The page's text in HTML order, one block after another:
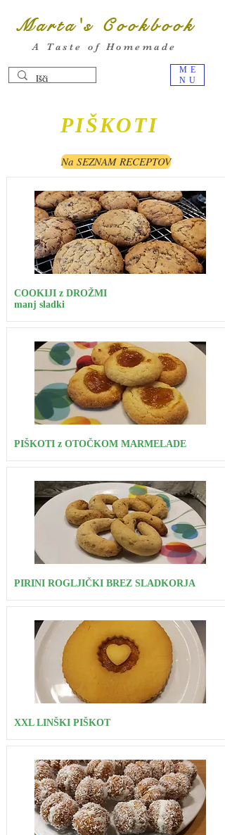
ME
NU
Marta's Cookbook
A Taste of Homemade
PIŠKOTI
Na SEZNAM RECEPTOV
COOKIJI z DROŽMI
manj sladki
PIŠKOTI z OTOČKOM MARMELADE
PIRINI ROGLJIČKI BREZ SLADKORJA
XXL LINŠKI PIŠKOT